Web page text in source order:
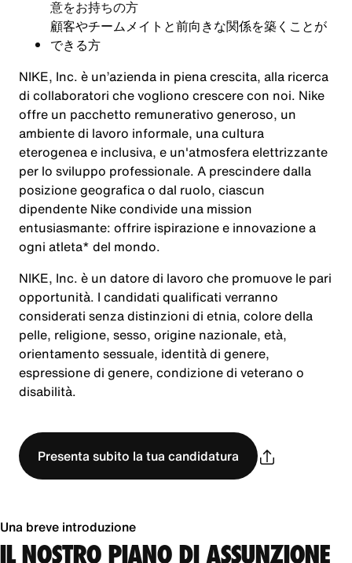
意をお持ちの方
顧客やチームメイトと前向きな関係を築くことが
できる方
NIKE, Inc. è un’azienda in piena crescita, alla ricerca
di collaboratori che vogliono crescere con noi. Nike
offre un pacchetto remunerativo generoso, un
ambiente di lavoro informale, una cultura
eterogenea e inclusiva, e un'atmosfera elettrizzante
per lo sviluppo professionale. A prescindere dalla
posizione geografica o dal ruolo, ciascun
dipendente Nike condivide una mission
entusiasmante: offrire ispirazione e innovazione a
ogni atleta* del mondo.
NIKE, Inc. è un datore di lavoro che promuove le pari
opportunità. I candidati qualificati verranno
considerati senza distinzioni di etnia, colore della
pelle, religione, sesso, origine nazionale, età,
orientamento sessuale, identità di genere,
espressione di genere, condizione di veterano o
disabilità.
Presenta subito la tua candidatura
Una breve introduzione
IL NOSTRO PIANO DI ASSUNZIONE